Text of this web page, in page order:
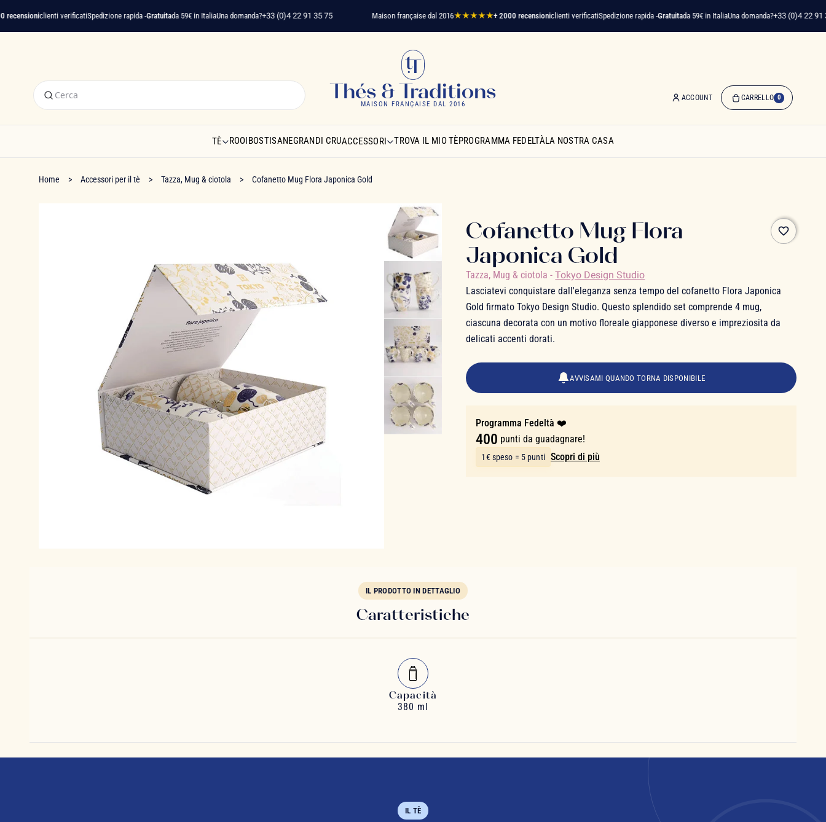
clienti verificatiSpedizione rapida -Gratuitada 59€ in ItaliaUna domanda?+33 (0)4 22 91 35 75 Maison française dal 2016★★★★★+ 2000 recensioniclienti verificatiSpedizione rapida -Gratuitada 59€ in ItaliaUna domanda?+33 (0)4 22 91 35
Thés & Traditions
MAISON FRANÇAISE DAL 2016
ACCOUNT CARRELLO 0
TÈ ROOIBOSTISANEGRANDI CRUACCESSORI TROVA IL MIO TÈPROGRAMMA FEDELTÀLA NOSTRA CASA
Home Accessori per il tè Tazza, Mug & ciotola Cofanetto Mug Flora Japonica Gold
favorite_border
Cofanetto Mug Flora
Japonica Gold
Tazza, Mug & ciotola-Tokyo Design Studio
Lasciatevi conquistare dall'eleganza senza tempo del cofanetto Flora Japonica
Gold firmato Tokyo Design Studio. Questo splendido set comprende 4 mug,
ciascuna decorata con un motivo floreale giapponese diverso e impreziosita da
delicati accenti dorati.
AVVISAMI QUANDO TORNA DISPONIBILE
Programma Fedeltà ❤️
400 punti da guadagnare!
1€ speso = 5 punti Scopri di più
IL PRODOTTO IN DETTAGLIO
Caratteristiche
Capacità
380 ml
IL TÈ